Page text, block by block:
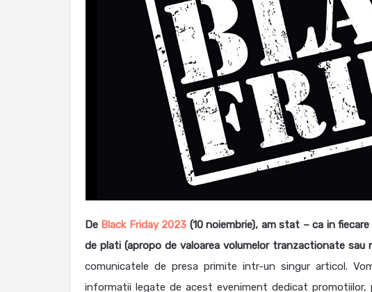
De Black Friday 2023 (10 noiembrie), am stat – ca in
de plati (apropo de valoarea volumelor tranzactionate sau
comunicatele de presa primite intr-un singur articol.
informatii legate de acest eveniment dedicat promotiilor,